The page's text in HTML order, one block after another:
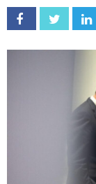
Facebook Twitter